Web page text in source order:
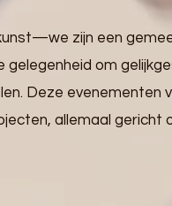
zijn een
om
Deze evenementen
allemaal gericht